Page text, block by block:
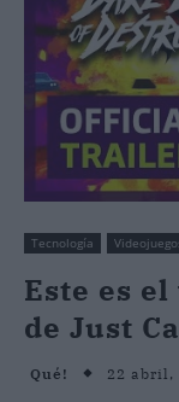
Tecnología
Este es
de Just
Qué! 22 abril,